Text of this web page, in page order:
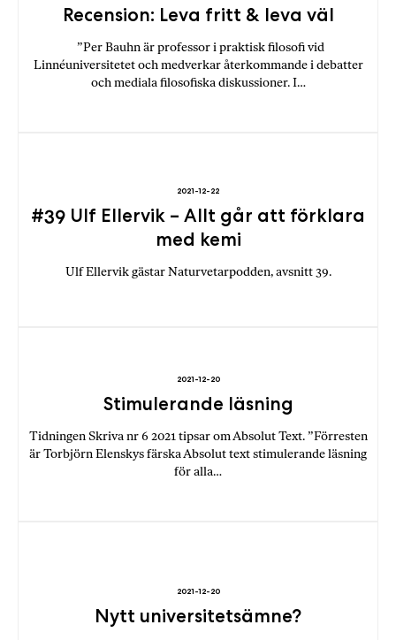
h
s
F
r
k
e
Recension: Leva fritt & leva väl
”Per Bauhn är professor i praktisk filosofi vid
Linnéuniversitetet och medverkar återkommande i debatter
och mediala filosofiska diskussioner. I…
2021-12-22
#39 Ulf Ellervik – Allt går att förklara
med kemi
Ulf Ellervik gästar Naturvetarpodden, avsnitt 39.
2021-12-20
Stimulerande läsning
Tidningen Skriva nr 6 2021 tipsar om Absolut Text. ”Förresten
är Torbjörn Elenskys färska Absolut text stimulerande läsning
för alla…
2021-12-20
Nytt universitetsämne?